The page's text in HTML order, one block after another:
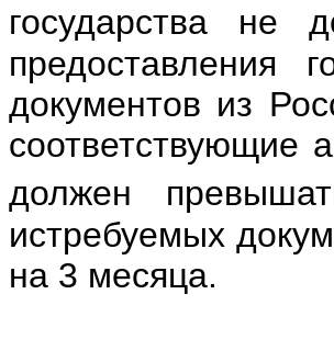
государства не
предоставления
документов из
соответствующие
должен
истребуемых
на 3 месяца.